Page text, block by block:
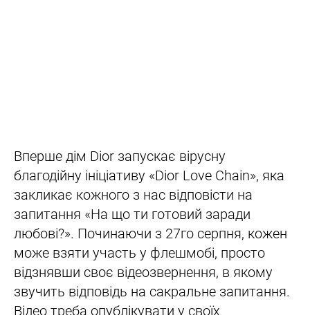
Вперше дім Dior запускає вірусну
благодійну ініціативу «Dior Love Chain», яка
закликає кожного з нас відповісти на
запитання «На що ти готовий заради
любові?». Починаючи з 27го серпня, кожен
може взяти участь у флешмобі, просто
відзнявши своє відеозвернення, в якому
звучить відповідь на сакральне запитання.
Відео треба опублікувати у своїх